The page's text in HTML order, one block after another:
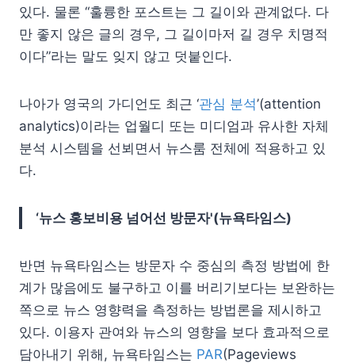
있다. 물론 “훌륭한 포스트는 그 길이와 관계없다. 다
만 좋지 않은 글의 경우, 그 길이마저 길 경우 치명적
이다”라는 말도 잊지 않고 덧붙인다.
나아가 영국의 가디언도 최근 ‘관심 분석’(attention
analytics)이라는 업월디 또는 미디엄과 유사한 자체
분석 시스템을 선뵈면서 뉴스룸 전체에 적용하고 있
다.
‘뉴스 홍보비용 넘어선 방문자'(뉴욕타임스)
반면 뉴욕타임스는 방문자 수 중심의 측정 방법에 한
계가 많음에도 불구하고 이를 버리기보다는 보완하는
쪽으로 뉴스 영향력을 측정하는 방법론을 제시하고
있다. 이용자 관여와 뉴스의 영향을 보다 효과적으로
담아내기 위해, 뉴욕타임스는 PAR(Pageviews